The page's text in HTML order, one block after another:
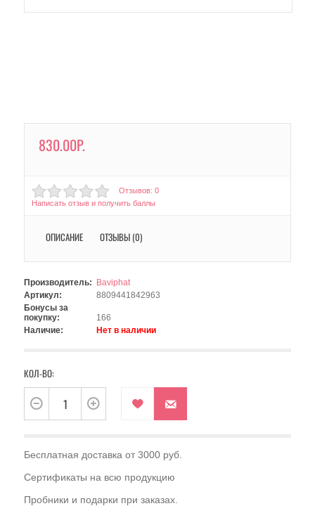
830.00Р.
Отзывов: 0
Написать отзыв и получить баллы
ОПИСАНИЕ ОТЗЫВЫ (0)
Производитель:
Baviphat
Артикул:
8809441842963
Бонусы за
покупку:
166
Наличие:
Нет в наличии
КОЛ-ВО:
Бесплатная доставка от 3000 руб.
Сертификаты на всю продукцию
Пробники и подарки при заказах.